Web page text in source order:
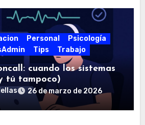
Personal
Psicología
Tips Trabajo
cuando los sistemas
tú tampoco)
26 de marzo de 2026